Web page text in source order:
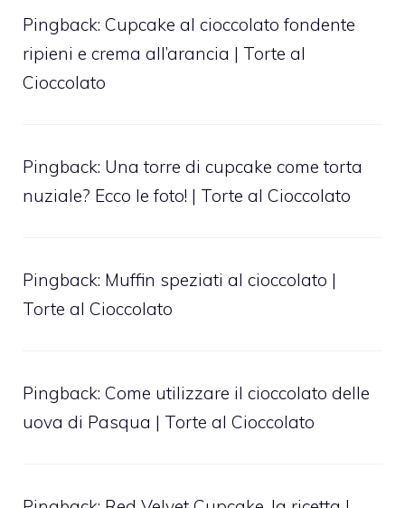
Pingback: Cupcake al cioccolato fondente
ripieni e crema all’arancia | Torte al
Cioccolato
Pingback: Una torre di cupcake come torta
nuziale? Ecco le foto! | Torte al Cioccolato
Pingback: Muffin speziati al cioccolato |
Torte al Cioccolato
Pingback: Come utilizzare il cioccolato delle
uova di Pasqua | Torte al Cioccolato